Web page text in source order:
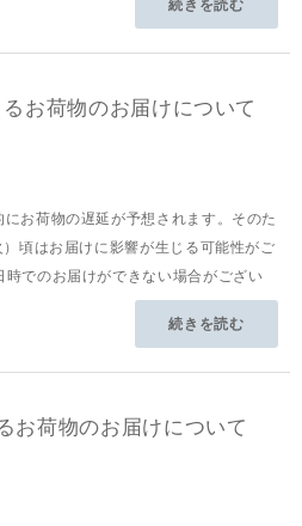
続きを読む
お荷物のお届けについて
お荷物の遅延が予想されます。そのた
頃はお届けに影響が生じる可能性がご
でのお届けができない場合がござい
続きを読む
お荷物のお届けについて